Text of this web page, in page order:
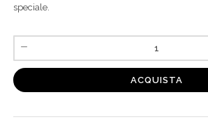
speciale.
ACQUISTA